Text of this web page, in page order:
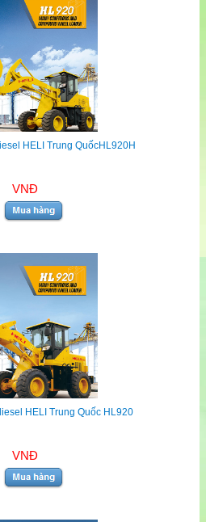
HELI Trung QuốcHL920H
VNĐ
HELI Trung Quốc HL920
VNĐ